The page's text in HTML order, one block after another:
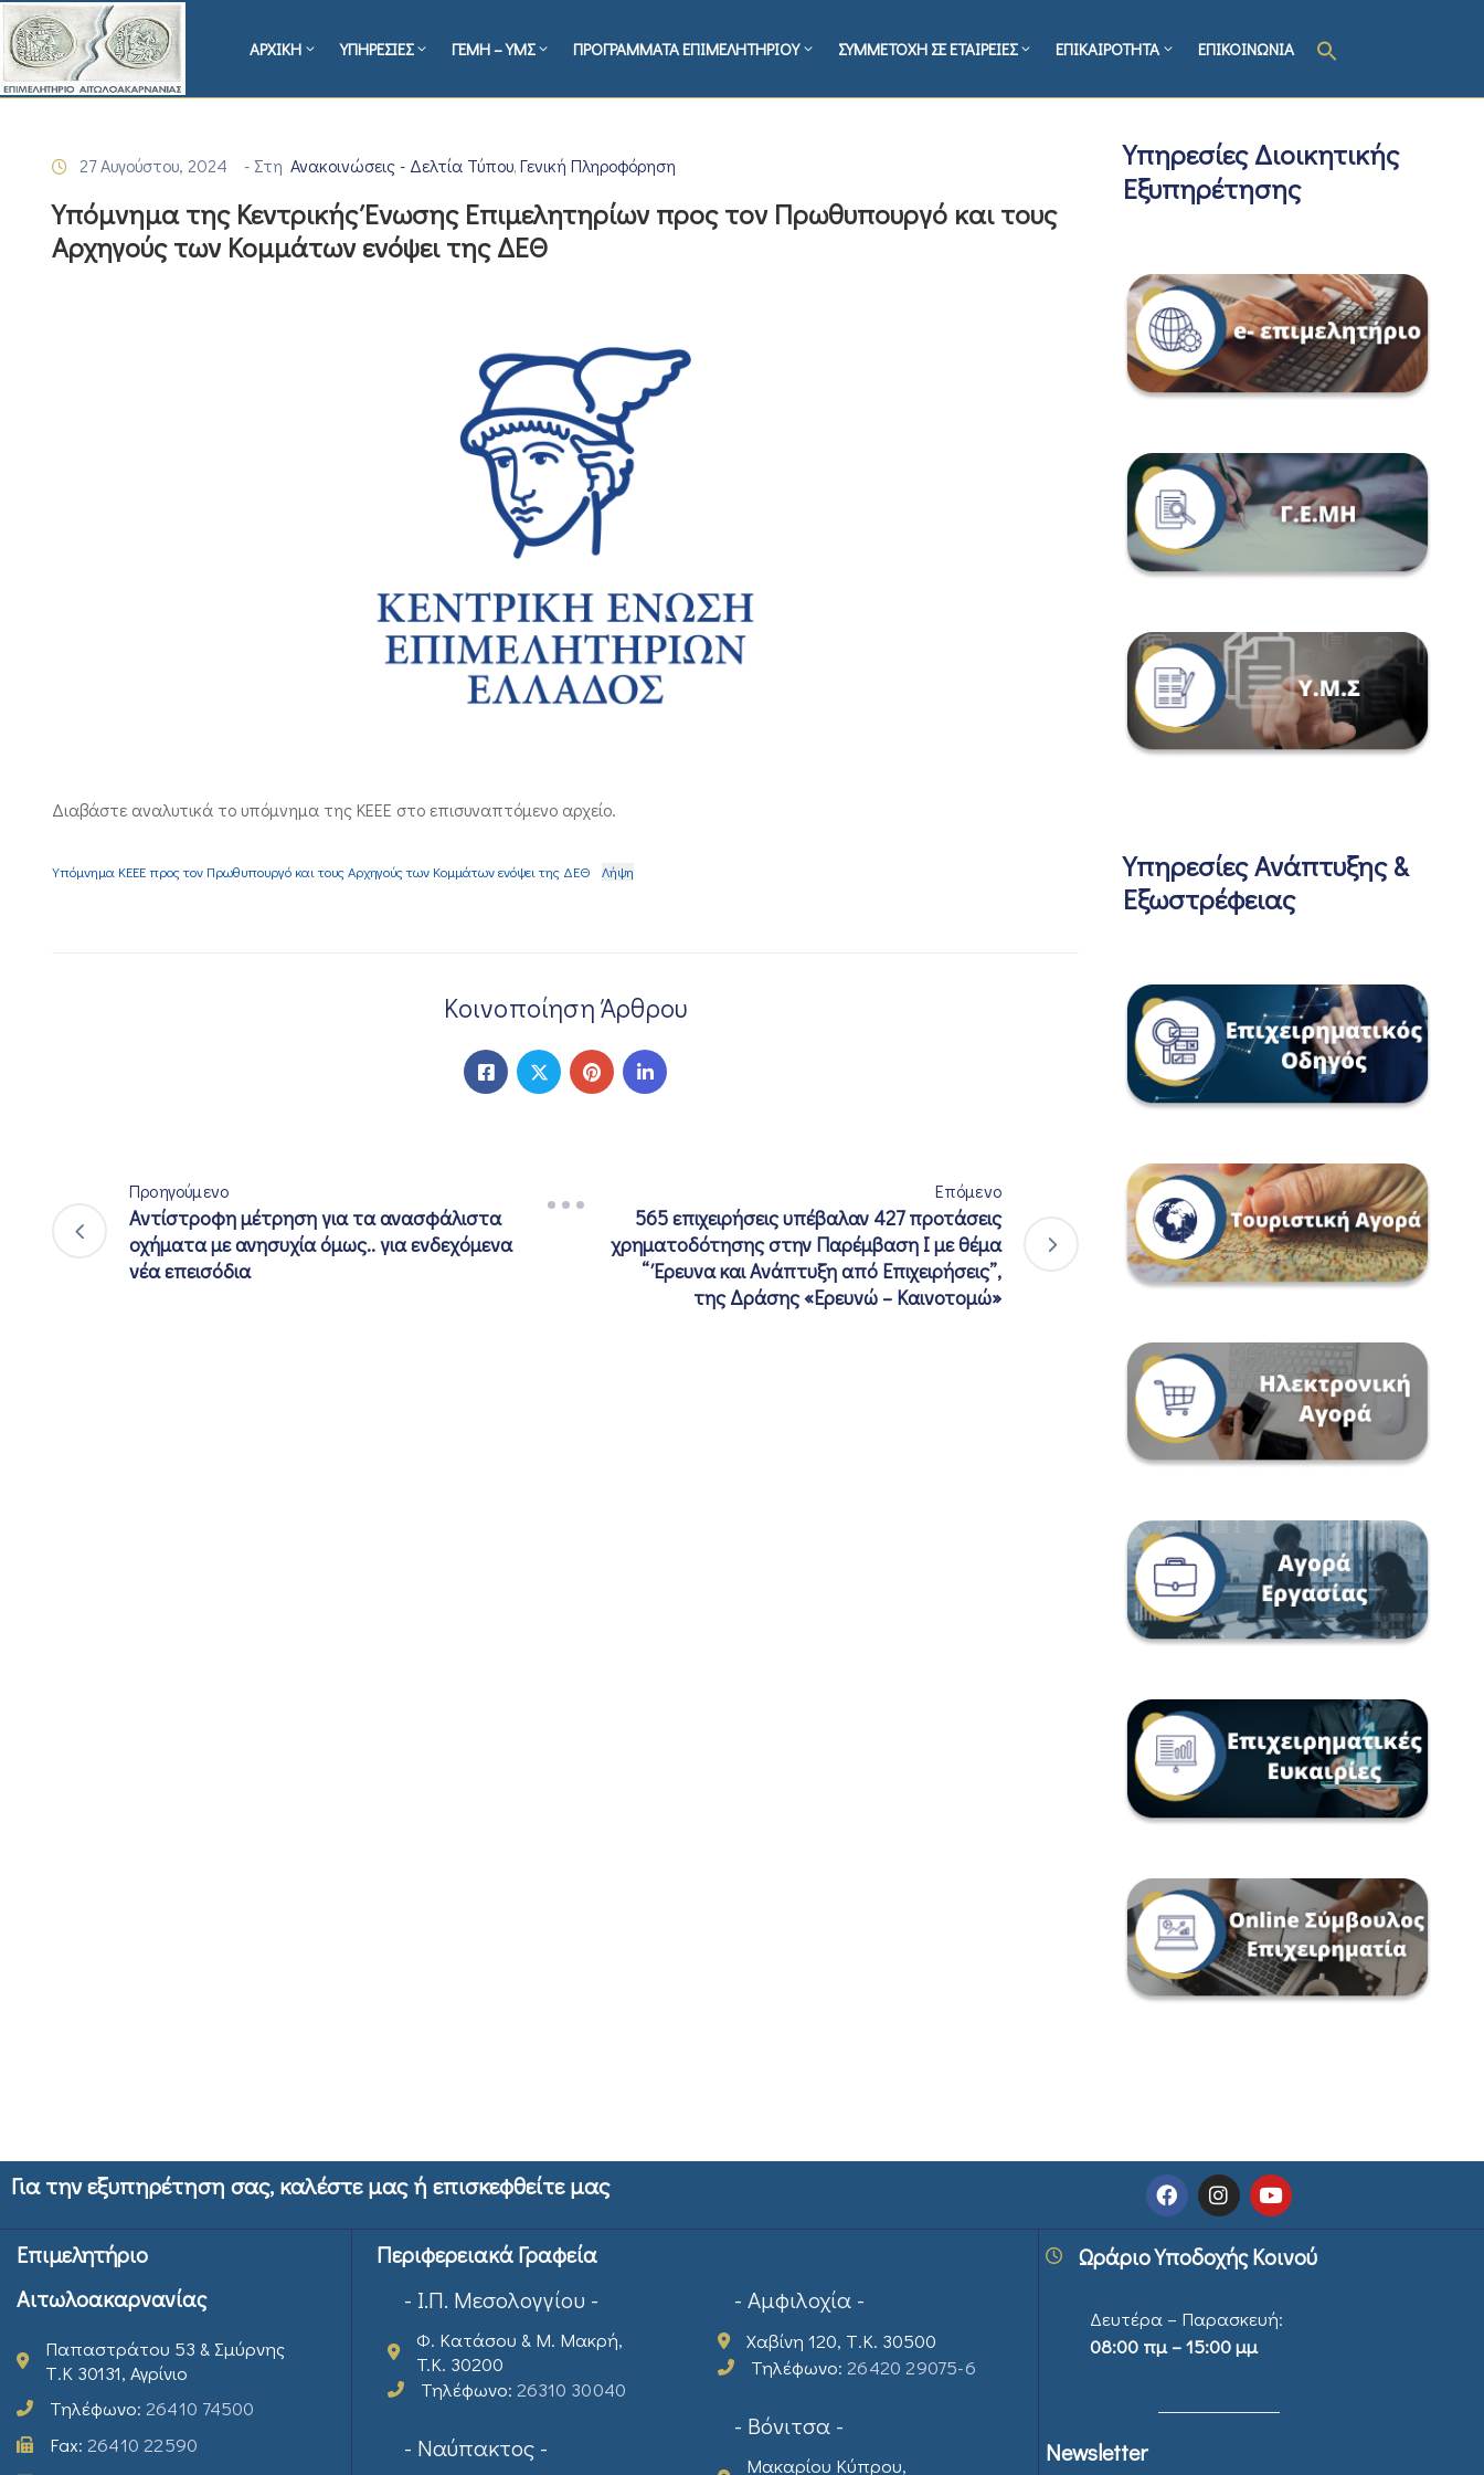
ΑΡΧΙΚΗ ΥΠΗΡΕΣΙΕΣ ΓΕΜΗ – ΥΜΣ ΠΡΟΓΡΑΜΜΑΤΑ ΕΠΙΜΕΛΗΤΗΡΙΟΥ ΣΥΜΜΕΤΟΧΗ ΣΕ ΕΤΑΙΡΕΙΕΣ ΕΠΙΚΑΙΡΟΤΗΤΑ ΕΠΙΚΟΙΝΩΝΙΑ
27 Αυγούστου, 2024 - Στη Ανακοινώσεις - Δελτία Τύπου‚ Γενική Πληροφόρηση
Υπόμνημα της Κεντρικής Ένωσης Επιμελητηρίων προς τον Πρωθυπουργό και τους
Αρχηγούς των Κομμάτων ενόψει της ΔΕΘ
Διαβάστε αναλυτικά το υπόμνημα της ΚΕΕΕ στο επισυναπτόμενο αρχείο.
Υπόμνημα ΚΕΕΕ προς τον Πρωθυπουργό και τους Αρχηγούς των Κομμάτων ενόψει της ΔΕΘ Λήψη
Κοινοποίηση Άρθρου
Προηγούμενο
Αντίστροφη μέτρηση για τα ανασφάλιστα
οχήματα με ανησυχία όμως.. για ενδεχόμενα
νέα επεισόδια
Επόμενο
565 επιχειρήσεις υπέβαλαν 427 προτάσεις
χρηματοδότησης στην Παρέμβαση Ι με θέμα
“ Έρευνα και Ανάπτυξη από Επιχειρήσεις”,
της Δράσης «Ερευνώ – Καινοτομώ»
Υπηρεσίες Διοικητικής
Εξυπηρέτησης
Υπηρεσίες Ανάπτυξης &
Εξωστρέφειας
Για την εξυπηρέτηση σας, καλέστε μας ή επισκεφθείτε μας
Επιμελητήριο
Αιτωλοακαρνανίας
Παπαστράτου 53 & Σμύρνης
Τ.Κ 30131, Αγρίνιο
Τηλέφωνο: 26410 74500
Fax: 26410 22590
Περιφερειακά Γραφεία
- Ι.Π. Μεσολογγίου -
Φ. Κατάσου & Μ. Μακρή,
T.K. 30200
Τηλέφωνο: 26310 30040
- Ναύπακτος -
- Αμφιλοχία -
Χαβίνη 120, Τ.Κ. 30500
Τηλέφωνο:26420 29075-6
- Βόνιτσα -
Μακαρίου Κύπρου,
Ωράριο Υποδοχής Κοινού
Δευτέρα – Παρασκευή:
08:00 πμ – 15:00 μμ
Newsletter